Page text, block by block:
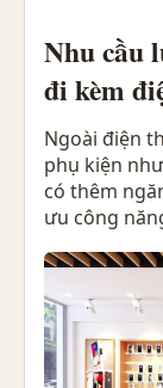
Nhu cầu
đi kèm
Ngoài điện
phụ kiện
có thêm
ưu công